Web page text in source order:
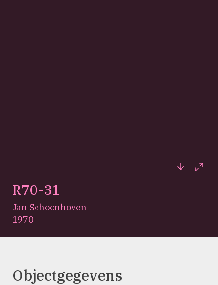
R70-31
Jan Schoonhoven
1970
Objectgegevens